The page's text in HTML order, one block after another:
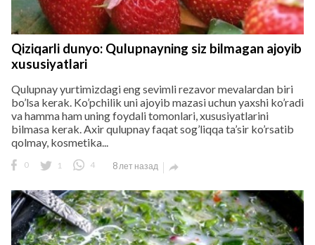
Qiziqarli dunyo: Qulupnayning siz bilmagan ajoyib
xususiyatlari
Qulupnay yurtimizdagi eng sevimli rezavor mevalardan biri
bo’lsa kerak. Ko’pchilik uni ajoyib mazasi uchun yaxshi ko’radi
va hamma ham uning foydali tomonlari, xususiyatlarini
bilmasa kerak. Axir qulupnay faqat sog’liqqa ta’sir ko’rsatib
qolmay, kosmetika...
0 1 4 8 лет назад 